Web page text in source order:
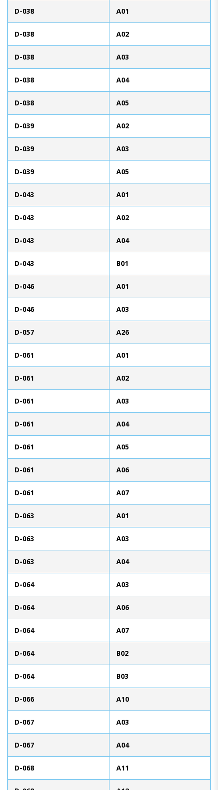
D-038 A01
D-038 A02
D-038 A03
D-038 A04
D-038 A05
D-039 A02
D-039 A03
D-039 A05
D-043 A01
D-043 A02
D-043 A04
D-043 B01
D-046 A01
D-046 A03
D-057 A26
D-061 A01
D-061 A02
D-061 A03
D-061 A04
D-061 A05
D-061 A06
D-061 A07
D-063 A01
D-063 A03
D-063 A04
D-064 A03
D-064 A06
D-064 A07
D-064 B02
D-064 B03
D-066 A10
D-067 A03
D-067 A04
D-068 A11